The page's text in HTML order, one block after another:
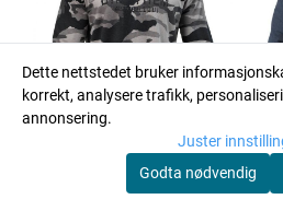
Dette nettstedet bruker
korrekt, analysere trafikk,
annonsering.
Juster
Godta nødvendig